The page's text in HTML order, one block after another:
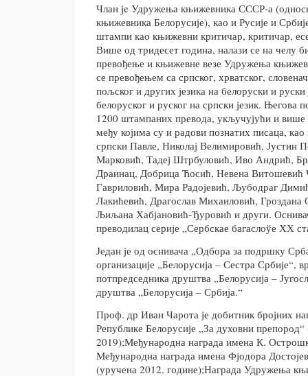
Члан je Удружења књижевника СССР-а
књижевника Белорусије), као и Русије и
штампи као књижевни критичар, критичар,
Више од тридесет година, налази се на челу
превођење и књижевне везе Удружења
се превођењем са српског, хрватског,
пољског и других језика на белоруски и руски
белоруског и руског на српски језик. Његова
1200 штампаних превода, укључујући и
међу којима су и радови познатих писаца,
српски Павле, Николај Велимировић, Јустин
Марковић, Тадеј Штрбуловић, Иво Андрић,
Драинац, Добрица Ћосић, Невена Витошевић
Гавриловић, Мира Радојевић, Љубодраг
Лакићевић, Драгослав Михаиловић, Гроздана
Љиљана Хабјановић-Ђуровић и други.
преводилац серије „Сербскае багаслоўе ХХ
Један је од оснивача „Одбора за подршку
организације „Белорусија – Сестра Србије“,
потпредседника друштва „Белорусија –
друштва „Белорусија – Србија.“
Проф. др Иван Чарота је добитник бројних
Републике Белорусије „За духовни
2019);Међународна награда имена К.
Међународна награда имена Фјодора
(уручена 2012. године);Награда Удружења